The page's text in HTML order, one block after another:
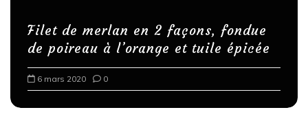
Filet de merlan en 2 façons, fondue
de poireau à l’orange et tuile épicée
6 mars 2020 0